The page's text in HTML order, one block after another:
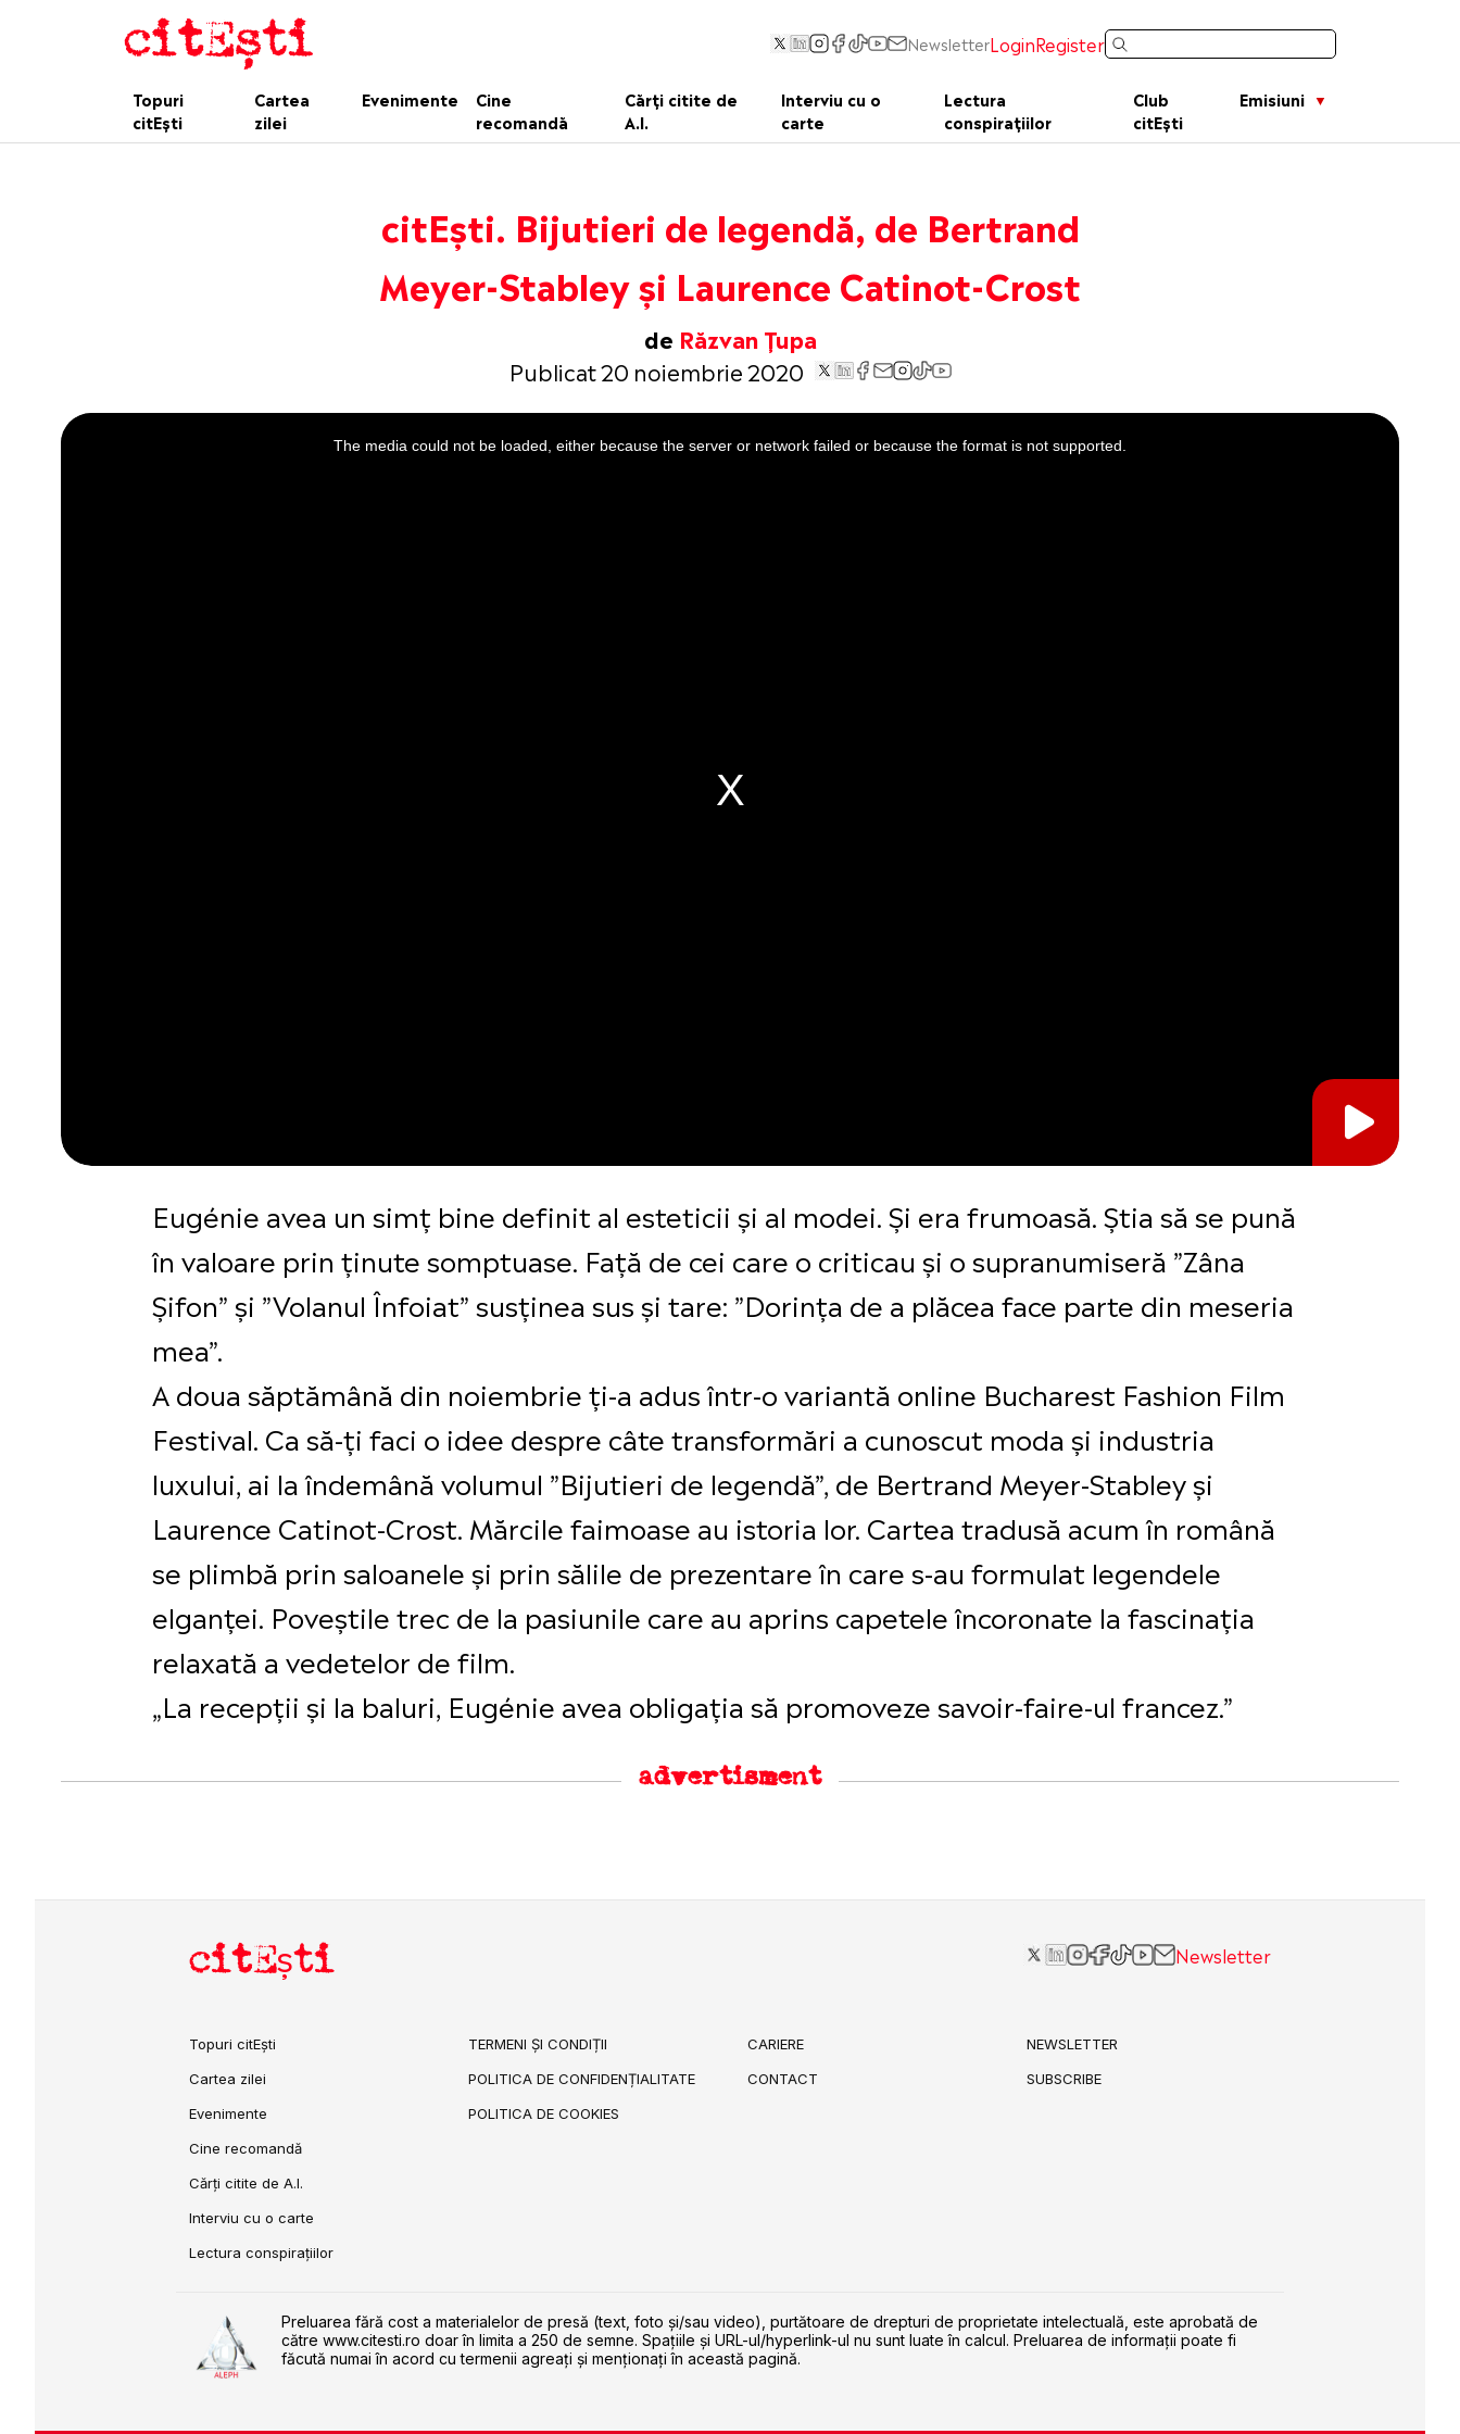
NewsletterLoginRegister
Topuri
citEști
Cartea
zilei
Evenimente
Cine
recomandă
Cărți citite de
A.I.
Interviu cu o
carte
Lectura
conspirațiilor
Club
citEști
Emisiuni
citEști. Bijutieri de legendă, de Bertrand
Meyer-Stabley și Laurence Catinot-Crost
de Răzvan Țupa
Publicat 20 noiembrie 2020
This
is
a
The media could not be loaded, either because the server or network failed or because the format is not supported.
Eugénie avea un simț bine definit al esteticii și al modei. Și era frumoasă. Știa să se pună
în valoare prin ținute somptuase. Față de cei care o criticau și o supranumiseră ”Zâna
Șifon” și ”Volanul Înfoiat” susținea sus și tare: ”Dorința de a plăcea face parte din meseria
mea”.
A doua săptămână din noiembrie ți-a adus într-o variantă online Bucharest Fashion Film
Festival. Ca să-ți faci o idee despre câte transformări a cunoscut moda și industria
luxului, ai la îndemână volumul ”Bijutieri de legendă”, de Bertrand Meyer-Stabley și
Laurence Catinot-Crost. Mărcile faimoase au istoria lor. Cartea tradusă acum în română
se plimbă prin saloanele și prin sălile de prezentare în care s-au formulat legendele
elganței. Poveștile trec de la pasiunile care au aprins capetele încoronate la fascinația
relaxată a vedetelor de film.
„La recepții și la baluri, Eugénie avea obligația să promoveze savoir-faire-ul francez.”
advertisment
citEști Newsletter
Topuri citEști
Cartea zilei
Evenimente
Cine recomandă
Cărți citite de A.I.
Interviu cu o carte
Lectura conspirațiilor
TERMENI ȘI CONDIȚII
POLITICA DE CONFIDENȚIALITATE
POLITICA DE COOKIES
CARIERE
CONTACT
NEWSLETTER
SUBSCRIBE
Preluarea fără cost a materialelor de presă (text, foto și/sau video), purtătoare de drepturi de proprietate intelectuală, este aprobată de
către www.citesti.ro doar în limita a 250 de semne. Spaţiile şi URL-ul/hyperlink-ul nu sunt luate în calcul. Preluarea de informaţii poate fi
făcută numai în acord cu termenii agreaţi şi menţionaţi în această pagină.